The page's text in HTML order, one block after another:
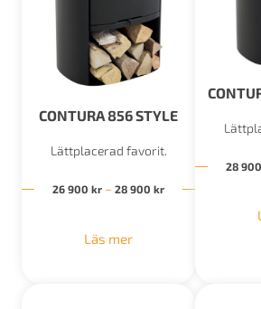
CONTURA 856 STYLE
Lättplacerad favorit.
26 900 kr – 28 900 krPrisintervall: 26
Läs mer
28 900